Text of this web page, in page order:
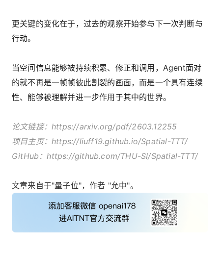
更关键的变化在于，过去的观察开始参与下一次判断与
行动。
当空间信息能够被持续积累、修正和调用，Agent面对
的就不再是一帧帧彼此割裂的画面，而是一个具有连续
性、能够被理解并进一步作用于其中的世界。
论文链接：https://arxiv.org/pdf/2603.12255
项目主页：https://liuff19.github.io/Spatial-TTT/
GitHub：https://github.com/THU-SI/Spatial-TTT/
文章来自于"量子位"，作者 "允中"。